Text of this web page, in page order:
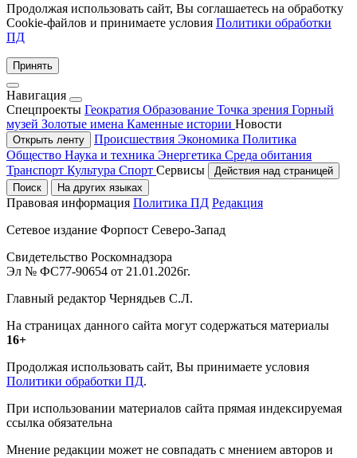
Продолжая использовать сайт, Вы соглашаетесь на обработку
Cookie-файлов и принимаете условия Политики обработки
ПД
Принять
Навигация
Спецпроекты Геократия Образование Точка зрения Горный
музей Золотые имена Каменные истории Новости
Открыть ленту Происшествия Экономика Политика
Общество Наука и техника Энергетика Среда обитания
Транспорт Культура Спорт Сервисы
Действия над страницей
Поиск
На других языках
Правовая информация Политика ПД Редакция
Сетевое издание Форпост Северо-Запад
Свидетельство Роскомнадзора
Эл № ФС77-90654 от 21.01.2026г.
Главный редактор Чернядьев С.Л.
На страницах данного сайта могут содержаться материалы
16+
Продолжая использовать сайт, Вы принимаете условия
Политики обработки ПД.
При использовании материалов сайта прямая индексируемая
ссылка обязательна
Мнение редакции может не совпадать с мнением авторов и